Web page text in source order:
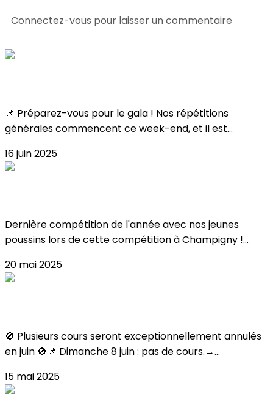
Connectez-vous pour laisser un commentaire
📌 Préparez-vous pour le gala ! Nos répétitions
générales commencent ce week-end, et il est...
16 juin 2025
Dernière compétition de l'année avec nos jeunes
poussins lors de cette compétition à Champigny !...
20 mai 2025
🚫 Plusieurs cours seront exceptionnellement annulés
en juin 🚫📌 Dimanche 8 juin : pas de cours.→...
15 mai 2025